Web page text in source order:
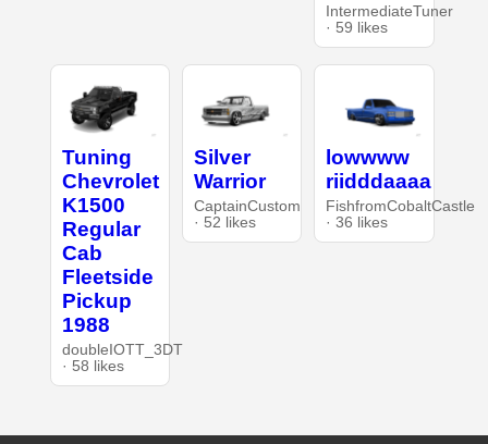
IntermediateTuner
· 59 likes
Tuning
Chevrolet
K1500
Regular
Cab
Fleetside
Pickup
1988
doubleIOTT_3DT
· 58 likes
Silver
Warrior
CaptainCustom
· 52 likes
lowwww
riidddaaaa
FishfromCobaltCastle
· 36 likes